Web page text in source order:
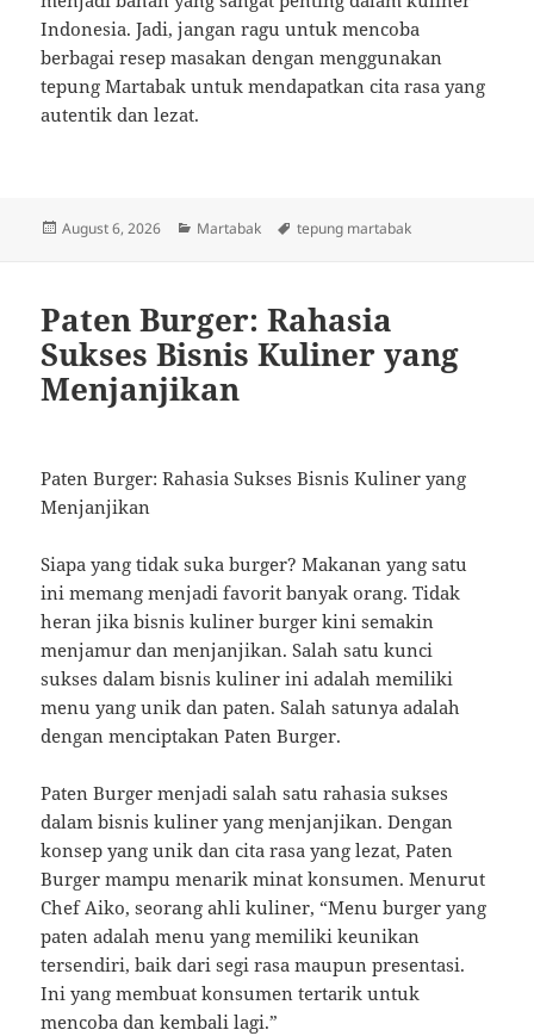
Indonesia. Jadi, jangan ragu untuk mencoba
berbagai resep masakan dengan menggunakan
tepung Martabak untuk mendapatkan cita rasa yang
autentik dan lezat.
Posted
August 6, 2026 Categories
Martabak Tags
tepung martabak
Paten Burger: Rahasia
Sukses Bisnis Kuliner yang
Menjanjikan
Paten Burger: Rahasia Sukses Bisnis Kuliner yang
Menjanjikan
Siapa yang tidak suka burger? Makanan yang satu
ini memang menjadi favorit banyak orang. Tidak
heran jika bisnis kuliner burger kini semakin
menjamur dan menjanjikan. Salah satu kunci
sukses dalam bisnis kuliner ini adalah memiliki
menu yang unik dan paten. Salah satunya adalah
dengan menciptakan Paten Burger.
Paten Burger menjadi salah satu rahasia sukses
dalam bisnis kuliner yang menjanjikan. Dengan
konsep yang unik dan cita rasa yang lezat, Paten
Burger mampu menarik minat konsumen. Menurut
Chef Aiko, seorang ahli kuliner, “Menu burger yang
paten adalah menu yang memiliki keunikan
tersendiri, baik dari segi rasa maupun presentasi.
Ini yang membuat konsumen tertarik untuk
mencoba dan kembali lagi.”